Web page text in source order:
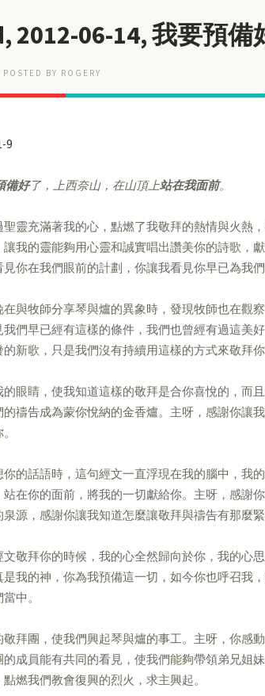
2012-06-14, 我要預
POSTED BY ROGERY
9
備好了，上西奈山，在山頂上站在我面前。
靈充滿著我的心，點燃了我敬拜的熱情與火熱
我的靈能夠用心靈和誠實唱出讚美你的詩歌，
你在我們眼前的計劃，你讓我看見你早已為我們
與牧師分享琴與爐的異象時，發現牧師也在觀
們早已經有這樣的條件，我們也曾經有過這美
新歌，只是我們沒有持續用這樣的方式來敬拜你
眼睛，使我知道這樣的敬拜是合你喜悅的，而
禱告成為蒙你悅納的金香爐。主呀，感謝你讓
的話語時，這句經文一直浮現在我的腦中，我
在你的面前，將我的一切獻給你。主呀，感謝
源，感謝你讓我知道怎麼讓敬拜與禱告有那麼緊
敬拜你的時候，我的心全然歸向於你，我的心
我的神，你為我預備這一切，如今你也呼召我
中。
拜團，使我們興起琴與爐的事工。主呀，你感
成員能有共同的看見，使我們能夠帶領弟兄姐
燃我們教會復興的烈火，求主興起。